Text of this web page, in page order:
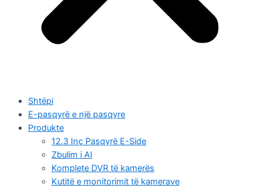
Shtëpi
E-pasqyrë e një pasqyre
Produkte
12.3 Inç Pasqyrë E-Side
Zbulim i AI
Komplete DVR të kamerës
Kutitë e monitorimit të kamerave